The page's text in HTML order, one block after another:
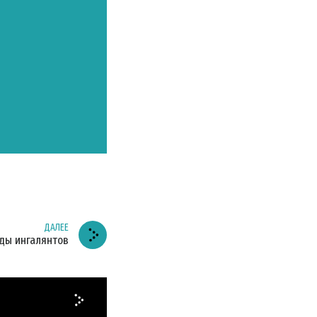
ДАЛЕЕ
ингалянтов